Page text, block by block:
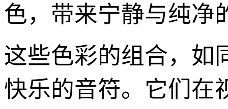
色，带来宁静与纯净
这些色彩的组合，如
快乐的音符。它们在